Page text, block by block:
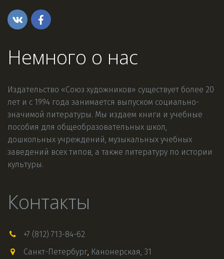
Немного о нас
Издательство «Союз художников» существует более 20
лет и с 1994 года занимается выпуском социально-
значимой литературы. Мы издаем книги и учебные
пособия для общеобразовательных школ,
дошкольных учреждений, музыкальных учебных
заведений всех типов, а также литературу по истории
культуры.
Контакты
+7 (812) 713-84-62
Санкт-Петербург, Канонерская, 31